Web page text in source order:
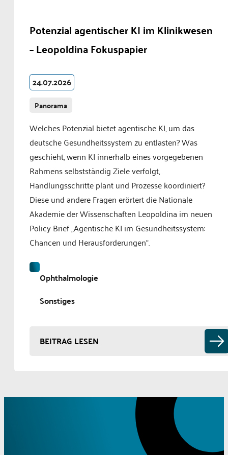
Potenzial agentischer KI im Klinikwesen
– Leopoldina Fokuspapier
24.07.2026
Panorama
Welches Potenzial bietet agentische KI, um das
deutsche Gesundheitssystem zu entlasten? Was
geschieht, wenn KI innerhalb eines vorgegebenen
Rahmens selbstständig Ziele verfolgt,
Handlungsschritte plant und Prozesse koordiniert?
Diese und andere Fragen erörtert die Nationale
Akademie der Wissenschaften Leopoldina im neuen
Policy Brief „Agentische KI im Gesundheitssystem:
Chancen und Herausforderungen“.
Ophthalmologie
Sonstiges
BEITRAG LESEN